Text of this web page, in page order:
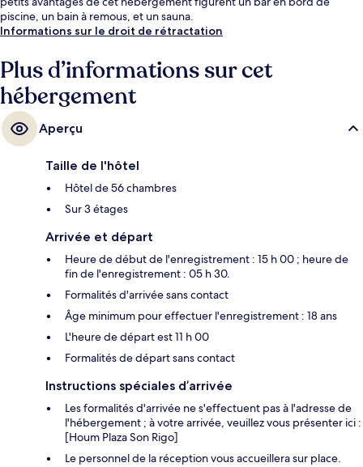
piscine, un bain à remous, et un sauna.
Informations sur le droit de rétractation
Plus d’informations sur cet
hébergement
Aperçu
Taille de l'hôtel
Hôtel de 56 chambres
Sur 3 étages
Arrivée et départ
Heure de début de l'enregistrement : 15 h 00 ; heure de
fin de l'enregistrement : 05 h 30.
Formalités d'arrivée sans contact
Âge minimum pour effectuer l'enregistrement : 18 ans
L'heure de départ est 11 h 00
Formalités de départ sans contact
Instructions spéciales d’arrivée
Les formalités d'arrivée ne s'effectuent pas à l'adresse de
l'hébergement ; à votre arrivée, veuillez vous présenter ici :
[Houm Plaza Son Rigo]
Le personnel de la réception vous accueillera sur place.